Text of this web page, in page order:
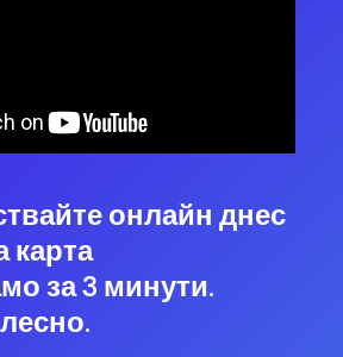
онлайн днес
карта
за 3 минути.
лесно.